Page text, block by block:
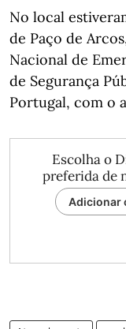
No local
de Paço de
Nacional de
de Segurança
Portugal, com o
Escolha o
preferida de
Adicionar